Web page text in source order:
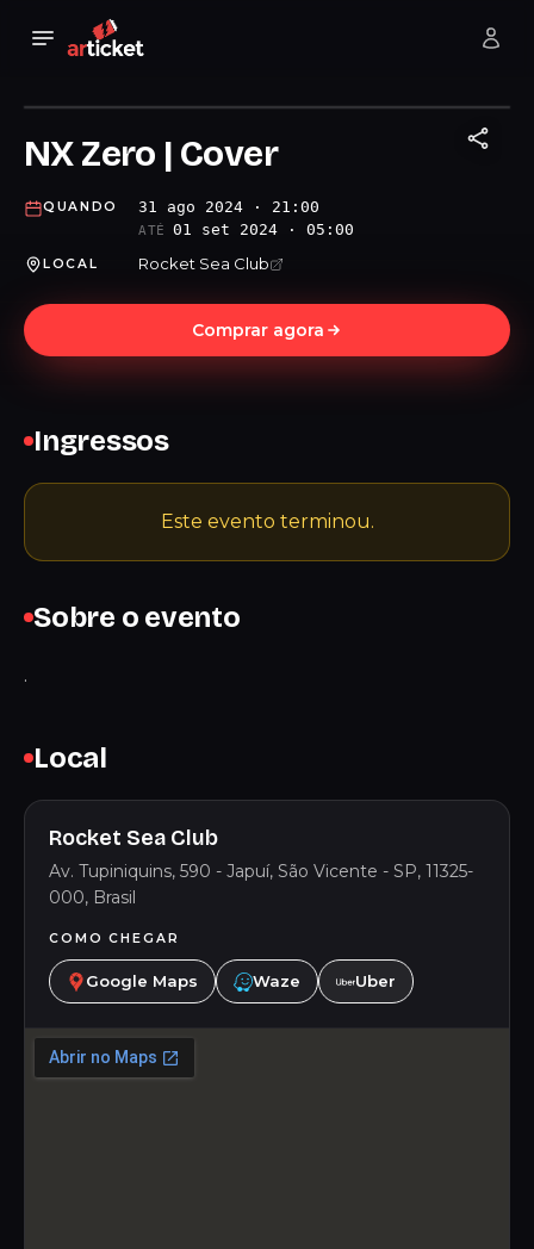
NX Zero | Cover
QUANDO 31 ago 2024 · 21:00
ATÉ 01 set 2024 · 05:00
LOCAL Rocket Sea Club
Comprar agora
Sobre o evento
.
Local
Rocket Sea Club
Av. Tupiniquins, 590 - Japuí, São Vicente - SP, 11325-
000, Brasil
COMO CHEGAR
Google Maps Waze Uber
Ingressos
Este evento terminou.